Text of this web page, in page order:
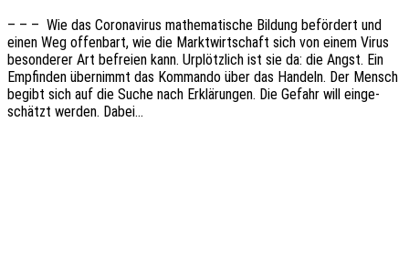
– – – Wie das Coro­na­vi­rus mathe­ma­ti­sche Bildung beför­dert und
einen Weg offen­bart, wie die Markt­wirt­schaft sich von einem Virus
beson­de­rer Art befrei­en kann. Urplötz­lich ist sie da: die Angst. Ein
Empfin­den über­nimmt das Komman­do über das Handeln. Der Mensch
begibt sich auf die Suche nach Erklä­run­gen. Die Gefahr will einge­
schätzt werden. Dabei…